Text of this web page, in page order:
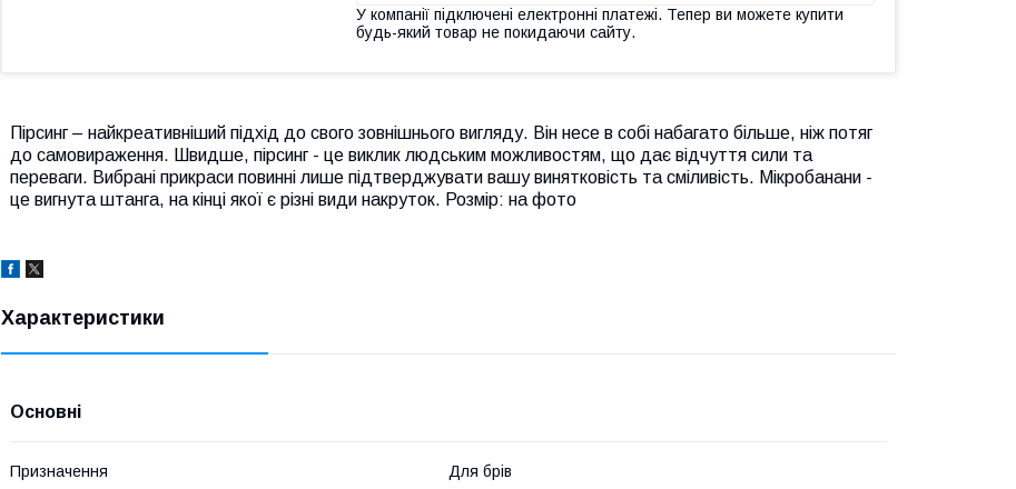
У компанії підключені електронні платежі. Тепер ви можете купити
будь-який товар не покидаючи сайту.
Пірсинг – найкреативніший підхід до свого зовнішнього вигляду. Він несе в собі набагато більше, ніж потяг
до самовираження. Швидше, пірсинг - це виклик людським можливостям, що дає відчуття сили та
переваги. Вибрані прикраси повинні лише підтверджувати вашу винятковість та сміливість. Мікробанани -
це вигнута штанга, на кінці якої є різні види накруток. Розмір: на фото
Характеристики
Основні
Призначення Для брів